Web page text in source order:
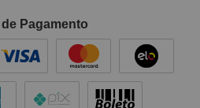
Pagamento